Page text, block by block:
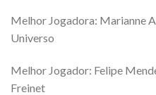
Melhor Jogadora: Marianne
Universo
Melhor Jogador: Felipe
Freinet